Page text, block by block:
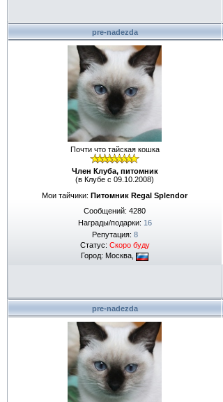
pre-nadezda
Почти что тайская кошка
Член Клуба, питомник
(в Клубе с 09.10.2008)
Мои тайчики: Питомник Regal Splendor
Сообщений: 4280
Награды/подарки: 16
Репутация: 8
Статус: Скоро буду
Город: Москва,
pre-nadezda